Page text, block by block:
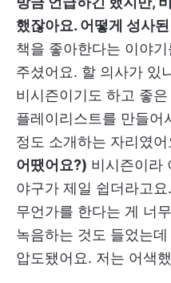
했잖아요. 어떻게 성사
책을 좋아한다는 이야
주셨어요. 할 의사가 있
비시즌이기도 하고 좋
플레이리스트를 만들어
정도 소개하는 자리였어
어땠어요?) 비시즌이라
야구가 제일 쉽더라고
무언가를 한다는 게 너
녹음하는 것도 들었는
압도됐어요. 저는 어색